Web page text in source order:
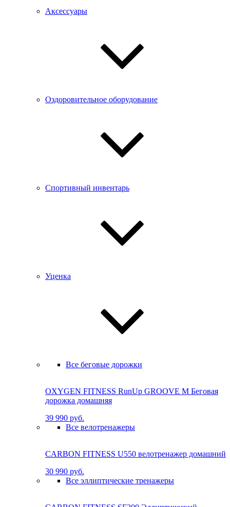
Аксессуары
Оздоровительное оборудование
Спортивный инвентарь
Уценка
Все беговые дорожки
OXYGEN FITNESS RunUp GROOVE M Бе­го­вая
до­рож­ка до­маш­няя
39 990 руб.
Все велотренажеры
CARBON FITNESS U550 велотренажер домашний
30 990 руб.
Все эллиптические тренажеры